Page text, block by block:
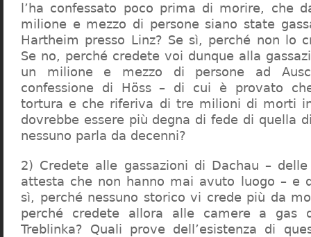
l’ha confessato poco prima di morire, che
milione e mezzo di persone siano state
Hartheim presso Linz? Se sì, perché non lo
Se no, perché credete voi dunque alla
un milione e mezzo di persone ad
confessione di Höss – di cui è provato
tortura e che riferiva di tre milioni di morti
dovrebbe essere più degna di fede di quella
nessuno parla da decenni?
2) Credete alle gassazioni di Dachau –
attesta che non hanno mai avuto luogo – e
sì, perché nessuno storico vi crede più da
perché credete allora alle camere a gas
Treblinka? Quali prove dell’esistenza di